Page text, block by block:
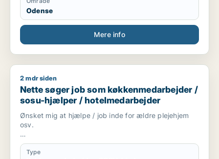
Odense
Mere info
Nette søger job som køkkenmedarbejder / sosu-hjælper /
2 mdr siden
Nette søger job som køkkenmedarbejder /
sosu-hjælper / hotelmedarbejder
Ønsket mig at hjælpe / job inde for ældre plejehjem
osv.
Hotel mange års erfaring køkken oldfrue indkøb
Type